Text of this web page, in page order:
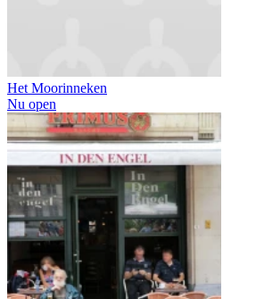
Het Moorinneken
Nu open